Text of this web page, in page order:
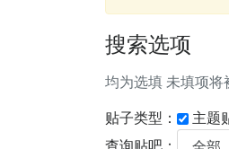
搜索选项
均为选填 未填项将
贴子类型： 主题
查询贴吧：